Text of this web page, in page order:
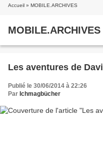
Accueil » MOBILE.ARCHIVES
MOBILE.ARCHIVES
Les aventures de
Publié le 30/06/2014 à 22:26
Par Ichmagbücher